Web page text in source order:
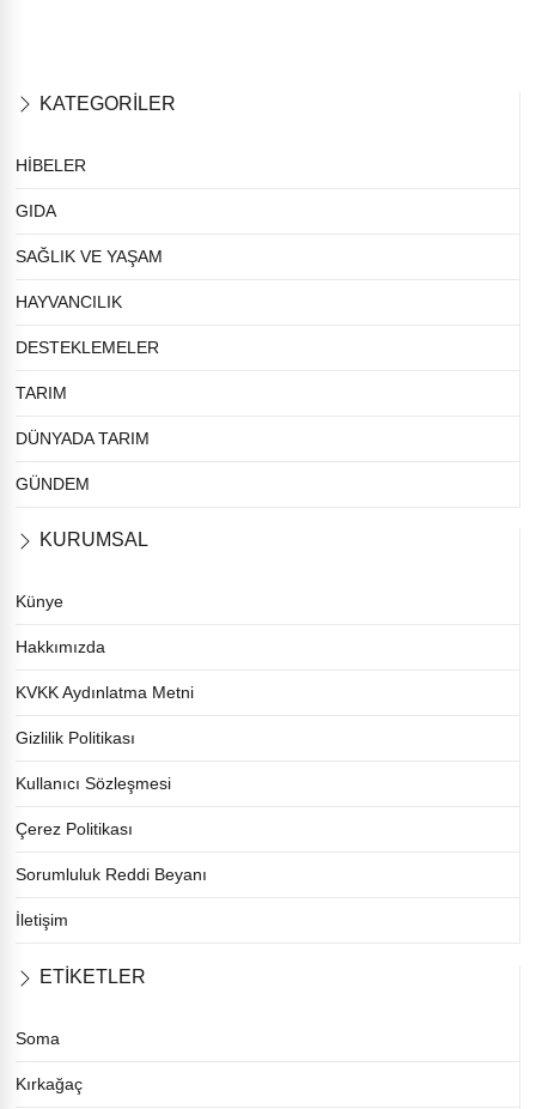
KATEGORİLER
HİBELER
GIDA
SAĞLIK VE YAŞAM
HAYVANCILIK
DESTEKLEMELER
TARIM
DÜNYADA TARIM
GÜNDEM
KURUMSAL
Künye
Hakkımızda
KVKK Aydınlatma Metni
Gizlilik Politikası
Kullanıcı Sözleşmesi
Çerez Politikası
Sorumluluk Reddi Beyanı
İletişim
ETİKETLER
Soma
Kırkağaç